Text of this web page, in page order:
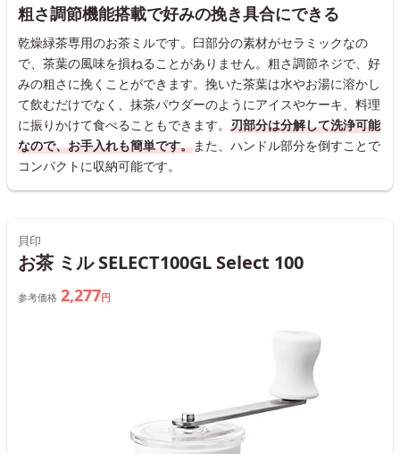
粗さ調節機能搭載で好みの挽き具合にできる
乾燥緑茶専用のお茶ミルです。臼部分の素材がセラミックなの
で、茶葉の風味を損ねることがありません。粗さ調節ネジで、好
みの粗さに挽くことができます。挽いた茶葉は水やお湯に溶かし
て飲むだけでなく、抹茶パウダーのようにアイスやケーキ、料理
に振りかけて食べることもできます。 刃部分は分解して洗浄可能
なので、お手入れも簡単です。また、ハンドル部分を倒すことで
コンパクトに収納可能です。
貝印
お茶 ミル SELECT100GL Select 100
参考価格 2,277円